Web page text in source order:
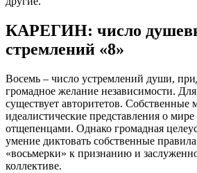
КАРЕГИН: число
стремлений «8»
Восемь – число устремлений души,
громадное желание независимости.
существует авторитетов. Собственные
идеалистические представления о
отщепенцами. Однако громадная
умение диктовать собственные
«восьмерки» к признанию и
коллективе.